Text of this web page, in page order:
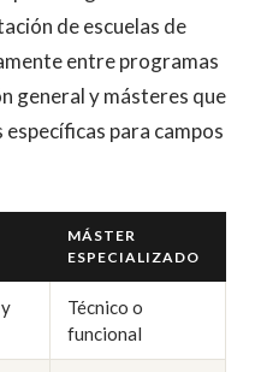
de escuelas de
entre programas
general y másteres que
para campos
MÁSTER
ESPECIALIZADO
Técnico o
funcional